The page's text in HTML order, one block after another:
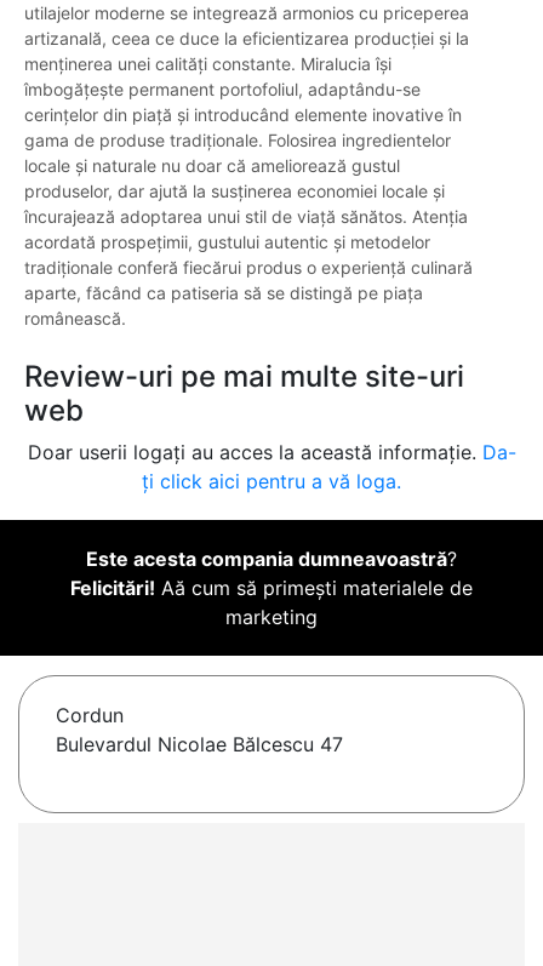
utilajelor moderne se integrează armonios cu priceperea
artizanală, ceea ce duce la eficientizarea producției și la
menținerea unei calități constante. Miralucia își
îmbogățește permanent portofoliul, adaptându-se
cerințelor din piață și introducând elemente inovative în
gama de produse tradiționale. Folosirea ingredientelor
locale și naturale nu doar că ameliorează gustul
produselor, dar ajută la susținerea economiei locale și
încurajează adoptarea unui stil de viață sănătos. Atenția
acordată prospețimii, gustului autentic și metodelor
tradiționale conferă fiecărui produs o experiență culinară
aparte, făcând ca patiseria să se distingă pe piața
românească.
Review-uri pe mai multe site-uri
web
Doar userii logați au acces la această informație. Da-
ți click aici pentru a vă loga.
Este acesta compania dumneavoastră?
Felicitări! Aă cum să primești materialele de
marketing
Cordun
Bulevardul Nicolae Bălcescu 47